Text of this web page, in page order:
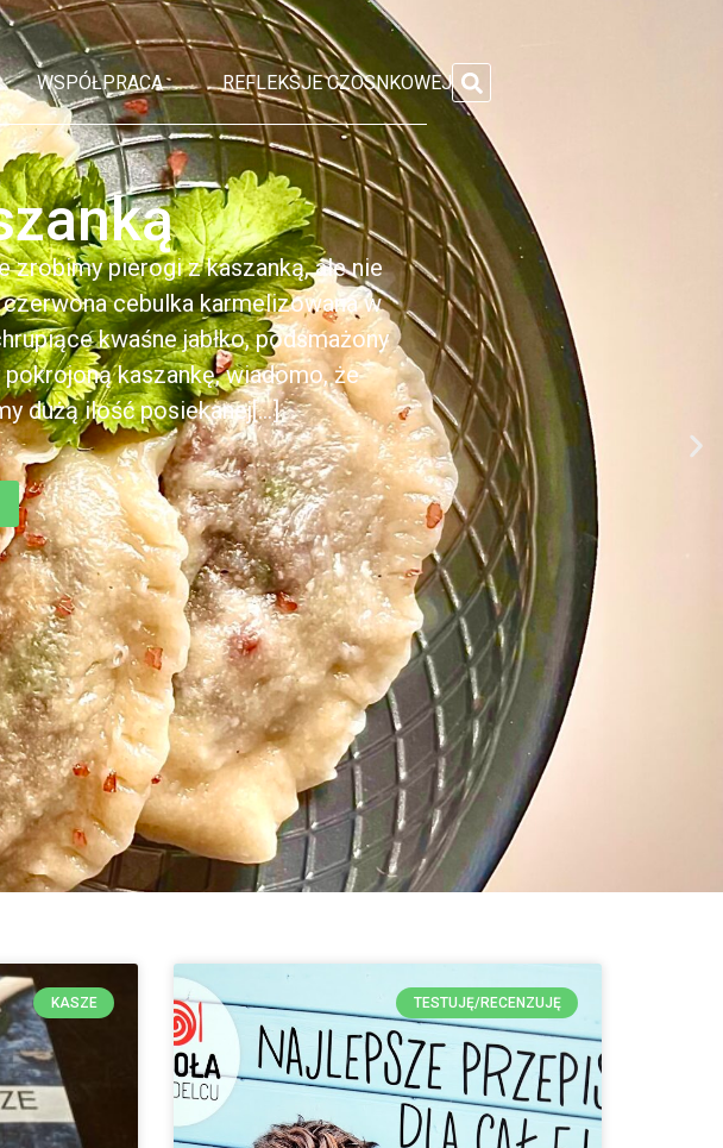
WSPÓŁPRACA REFLEKSJE CZOSNKOWEJ
zrobimy pierogi z kaszanką, ale nie
cebulka karmelizowana w
kwaśne jabłko, podsmażony
kaszankę, wiadomo, że
dużą ilość posiekanej[...]
KASZE TESTUJĘ/RECENZUJĘ